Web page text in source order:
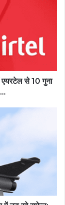
से 10 गुना